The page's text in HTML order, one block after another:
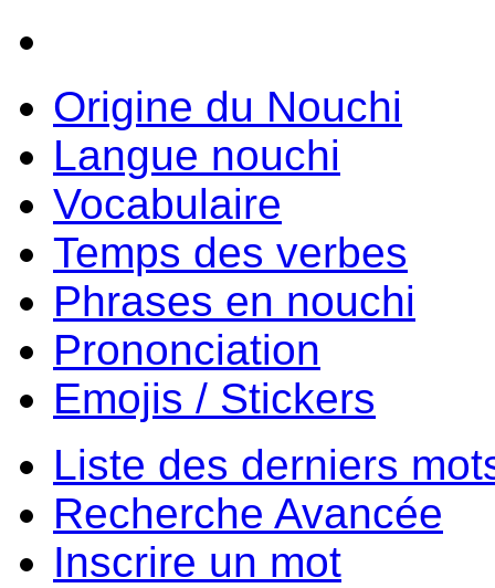
Origine du Nouchi
Langue nouchi
Vocabulaire
Temps des verbes
Phrases en nouchi
Prononciation
Emojis / Stickers
Liste des derniers
Recherche Avancée
Inscrire un mot